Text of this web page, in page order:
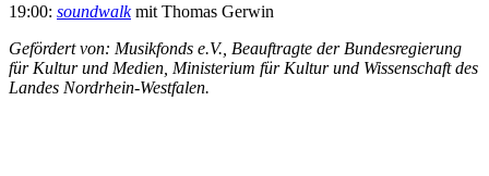
19:00: soundwalkmit Thomas Gerwin
Gefördert von: Musikfonds e.V., Beauftragte der Bundesregierung
für Kultur und Medien, Ministerium für Kultur und Wissenschaft des
Landes Nordrhein-Westfalen.